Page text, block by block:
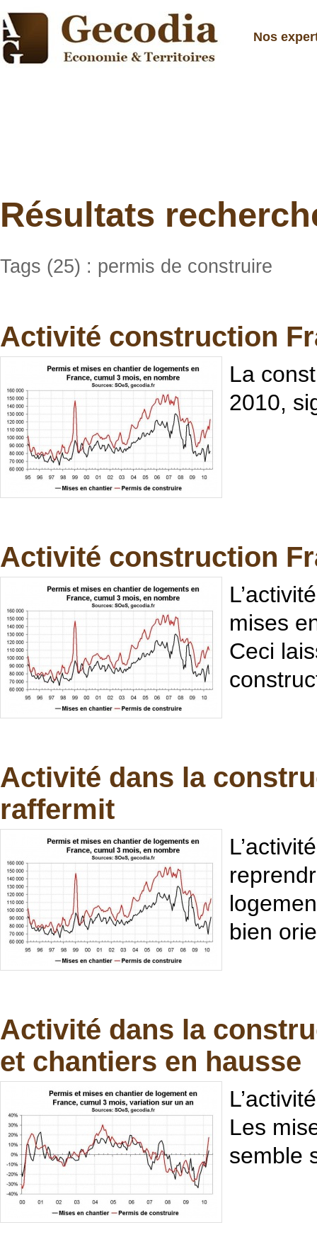
Nos
Résultats
Tags (25) : permis de construire
Activité construction
La
2010,
Activité construction
mises
Ceci
Activité dans la
raffermit
bien
Activité dans la
et chantiers en hausse
Les
semble